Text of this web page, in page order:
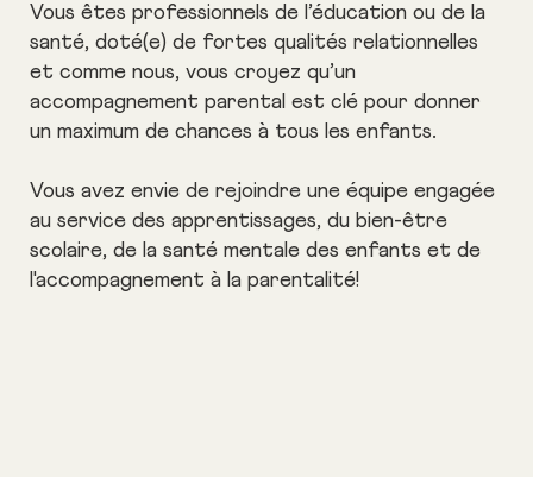
Vous êtes professionnels de l’éducation ou de la
santé, doté(e) de fortes qualités relationnelles
et comme nous, vous croyez qu’un
accompagnement parental est clé pour donner
un maximum de chances à tous les enfants.
Vous avez envie de rejoindre une équipe engagée
au service des apprentissages, du bien-être
scolaire, de la santé mentale des enfants et de
l'accompagnement à la parentalité!